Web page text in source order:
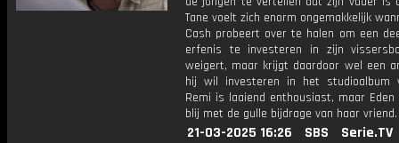
Tane voelt zich enorm ongemakkelijk
Cash probeert over te halen om een
erfenis te investeren in zijn
weigert, maar krijgt daardoor wel een
hij wil investeren in het studioalbum
Remi is laaiend enthousiast, maar
blij met de gulle bijdrage van haar vriend.
21-03-2025 16:26 SBS
Serie.TV